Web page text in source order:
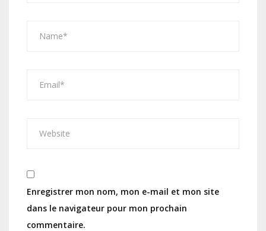
Enregistrer mon nom, mon e-mail et mon site
dans le navigateur pour mon prochain
commentaire.